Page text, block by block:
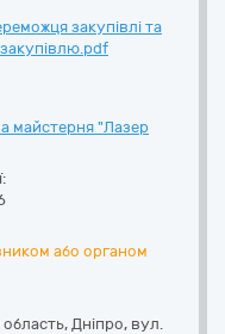
закупівлі та
майстерня "Лазер
або органом
, Дніпро, вул.